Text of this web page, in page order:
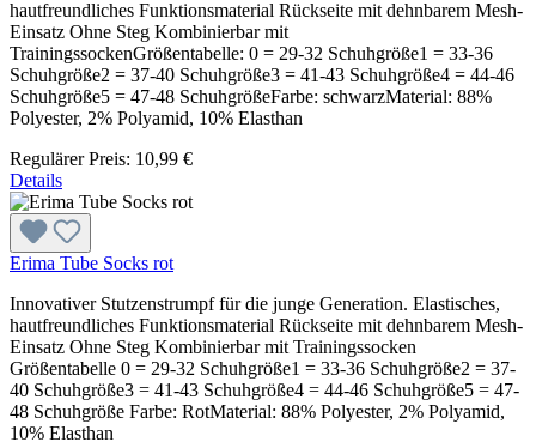
hautfreundliches Funktionsmaterial Rückseite mit dehnbarem Mesh-
Einsatz Ohne Steg Kombinierbar mit
TrainingssockenGrößentabelle: 0 = 29-32 Schuhgröße1 = 33-36
Schuhgröße2 = 37-40 Schuhgröße3 = 41-43 Schuhgröße4 = 44-46
Schuhgröße5 = 47-48 SchuhgrößeFarbe: schwarzMaterial: 88%
Polyester, 2% Polyamid, 10% Elasthan
Regulärer Preis: 10,99 €
Details
Erima Tube Socks rot
Innovativer Stutzenstrumpf für die junge Generation. Elastisches,
hautfreundliches Funktionsmaterial Rückseite mit dehnbarem Mesh-
Einsatz Ohne Steg Kombinierbar mit Trainingssocken
Größentabelle 0 = 29-32 Schuhgröße1 = 33-36 Schuhgröße2 = 37-
40 Schuhgröße3 = 41-43 Schuhgröße4 = 44-46 Schuhgröße5 = 47-
48 Schuhgröße Farbe: RotMaterial: 88% Polyester, 2% Polyamid,
10% Elasthan